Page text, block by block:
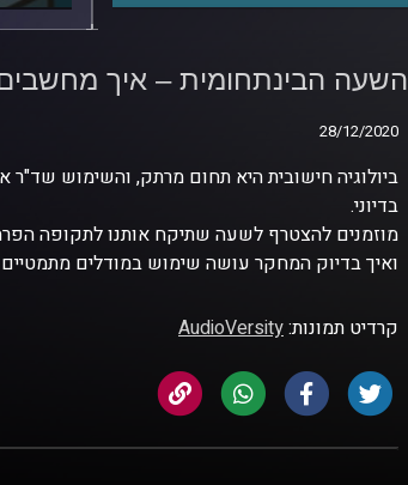
השעה הבינתחומית – איך מחשבים
28/12/2020
ביולוגיה חישובית היא תחום מרתק, והשימוש שד"ר
בדיוני.
מוזמנים להצטרף לשעה שתיקח אותנו לתקופה
ואיך בדיוק המחקר עושה שימוש במודלים מתמטיים
קרדיט תמונות:AudioVersity